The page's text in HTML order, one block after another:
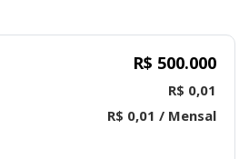
R$ 500.000
R$ 0,01
R$ 0,01 / Mensal